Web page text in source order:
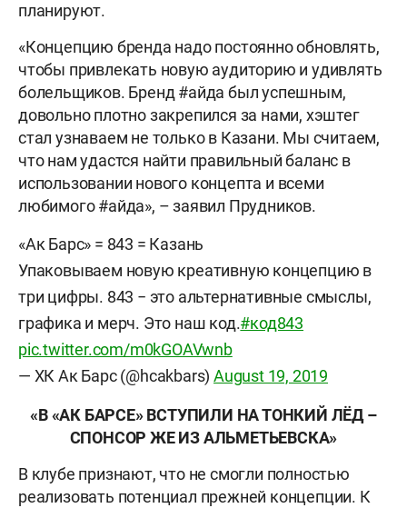
планируют.
«Концепцию бренда надо постоянно обновлять,
чтобы привлекать новую аудиторию и удивлять
болельщиков. Бренд #айда был успешным,
довольно плотно закрепился за нами, хэштег
стал узнаваем не только в Казани. Мы считаем,
что нам удастся найти правильный баланс в
использовании нового концепта и всеми
любимого #айда», – заявил Прудников.
«Ак Барс» = 843 = Казань
Упаковываем новую креативную концепцию в
три цифры. 843 − это альтернативные смыслы,
графика и мерч. Это наш код.#код843
pic.twitter.com/m0kGOAVwnb
— ХК Ак Барс (@hcakbars) August 19, 2019
«В «АК БАРСЕ» ВСТУПИЛИ НА ТОНКИЙ ЛЁД –
СПОНСОР ЖЕ ИЗ АЛЬМЕТЬЕВСКА»
В клубе признают, что не смогли полностью
реализовать потенциал прежней концепции. К